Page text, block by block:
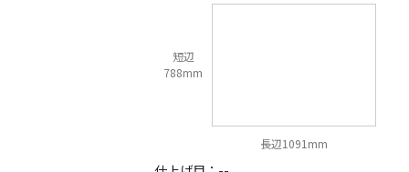
短辺
788mm
長辺1091mm